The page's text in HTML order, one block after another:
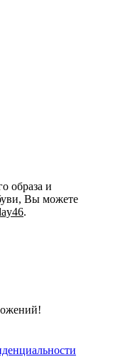
образа и
Вы можете
.